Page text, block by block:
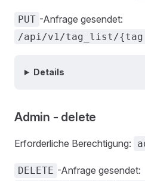
PUT -Anfrage gesendet:
/api/v1/tag_list/
Details
Admin - delete
Erforderliche Berechtigung:
DELETE -Anfrage gesendet: